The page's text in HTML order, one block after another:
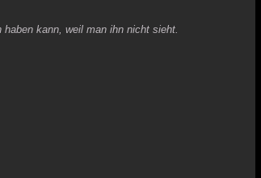
kann, weil man ihn nicht sieht.